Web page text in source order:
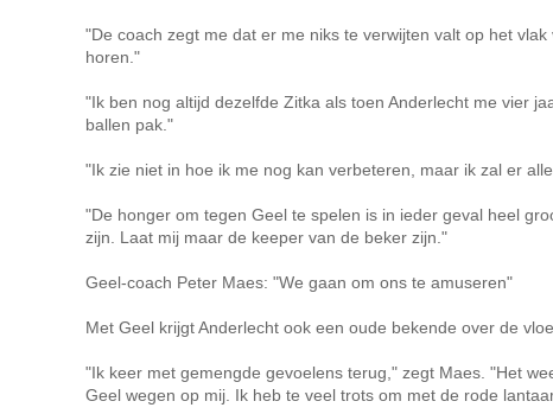
"De coach zegt me dat er me niks te verwijten valt op het
horen."
"Ik ben nog altijd dezelfde Zitka als toen Anderlecht me vier
ballen pak."
"Ik zie niet in hoe ik me nog kan verbeteren, maar ik zal er
"De honger om tegen Geel te spelen is in ieder geval heel
zijn. Laat mij maar de keeper van de beker zijn."
Geel-coach Peter Maes: "We gaan om ons te amuseren"
Met Geel krijgt Anderlecht ook een oude bekende over de
"Ik keer met gemengde gevoelens terug," zegt Maes. "Het
Geel wegen op mij. Ik heb te veel trots om met de rode